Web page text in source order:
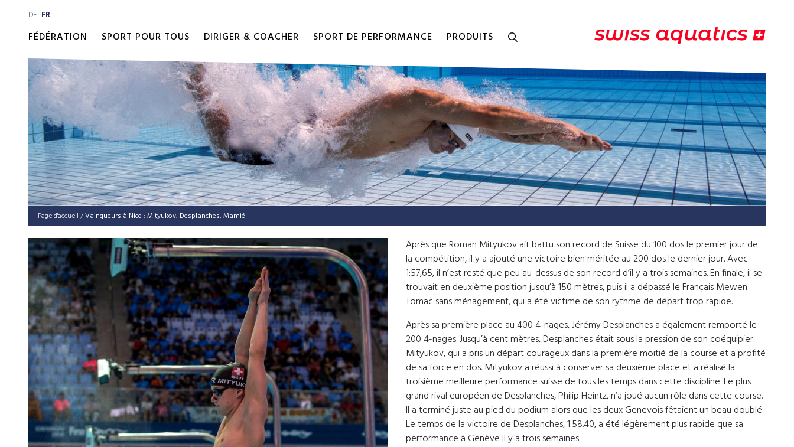
DE FR
FÉDÉRATION SPORT POUR TOUS DIRIGER & COACHER SPORT DE PERFORMANCE PRODUITS
Page d'accueil /Vain­queurs à Nice : Mity­u­kov, Des­plan­ches, Mamié
Après que Roman Mityukov ait battu son record de Suisse du 100 dos le premier jour de
la compétition, il y a ajouté une victoire bien méritée au 200 dos le dernier jour. Avec
1:57,65, il n’est resté que peu au-dessus de son record d’il y a trois semaines. En finale, il se
trouvait en deuxième position jusqu’à 150 mètres, puis il a dépassé le Français Mewen
Tomac sans ménagement, qui a été victime de son rythme de départ trop rapide.
Après sa première place au 400 4-nages, Jérémy Desplanches a également remporté le
200 4-nages. Jusqu’à cent mètres, Desplanches était sous la pression de son coéquipier
Mityukov, qui a pris un départ courageux dans la première moitié de la course et a profité
de sa force en dos. Mityukov a réussi à conserver sa deuxième place et a réalisé la
troisième meilleure performance suisse de tous les temps dans cette discipline. Le plus
grand rival européen de Desplanches, Philip Heintz, n’a joué aucun rôle dans cette course.
Il a terminé juste au pied du podium alors que les deux Genevois fêtaient un beau doublé.
Le temps de la victoire de Desplanches, 1:58.40, a été légèrement plus rapide que sa
performance à Genève il y a trois semaines.